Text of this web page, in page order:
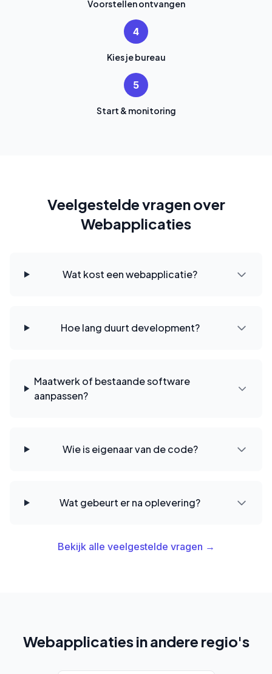
Voorstellen ontvangen
4
Kies je bureau
5
Start & monitoring
Veelgestelde vragen over
Webapplicaties
Wat kost een webapplicatie?
Hoe lang duurt development?
Maatwerk of bestaande software
aanpassen?
Wie is eigenaar van de code?
Wat gebeurt er na oplevering?
Bekijk alle veelgestelde vragen →
Webapplicaties in andere regio's